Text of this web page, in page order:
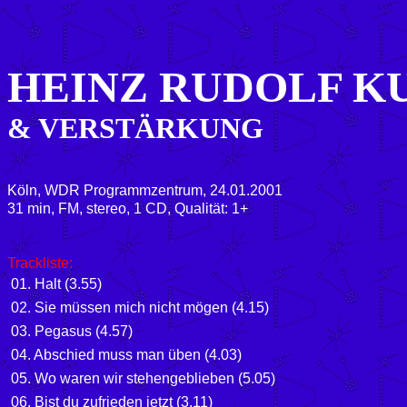
HEINZ RUDOLF
& VERSTÄRKUNG
Köln, WDR Programmzentrum, 24.01.2001
31 min, FM, stereo, 1 CD, Qualität: 1+
Trackliste:
01. Halt (3.55)
02. Sie müssen mich nicht mögen (4.15)
03. Pegasus (4.57)
04. Abschied muss man üben (4.03)
05. Wo waren wir stehengeblieben (5.05)
06. Bist du zufrieden jetzt (3.11)